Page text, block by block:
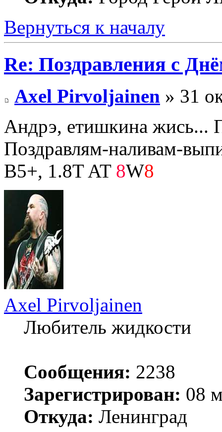
Вернуться к началу
Re: Поздравления с
Axel Pirvoljainen » 31
Андрэ, етишкина жись...
Поздравлям-наливам-
B5+, 1.8T AT 8W8
Axel Pirvoljainen
Любитель жидкости
Сообщения: 2238
Зарегистрирован: 08
Откуда: Ленинград